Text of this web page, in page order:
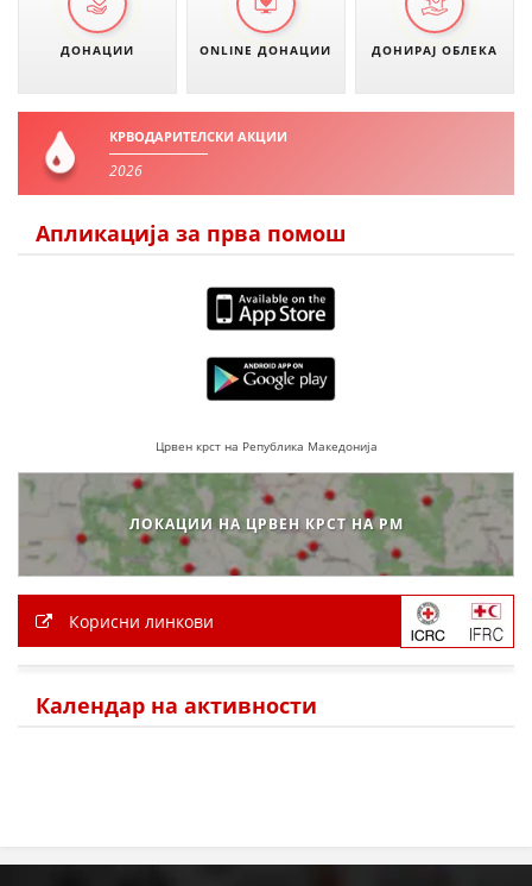
ДОНАЦИИ ONLINE ДОНАЦИИ ДОНИРАЈ ОБЛЕКА
КРВОДАРИТЕЛСКИ АКЦИИ
2026
Апликација за прва помош
Црвен крст на Република Македонија
ЛОКАЦИИ НА ЦРВЕН КРСТ НА РМ
Корисни линкови
Календар на активности